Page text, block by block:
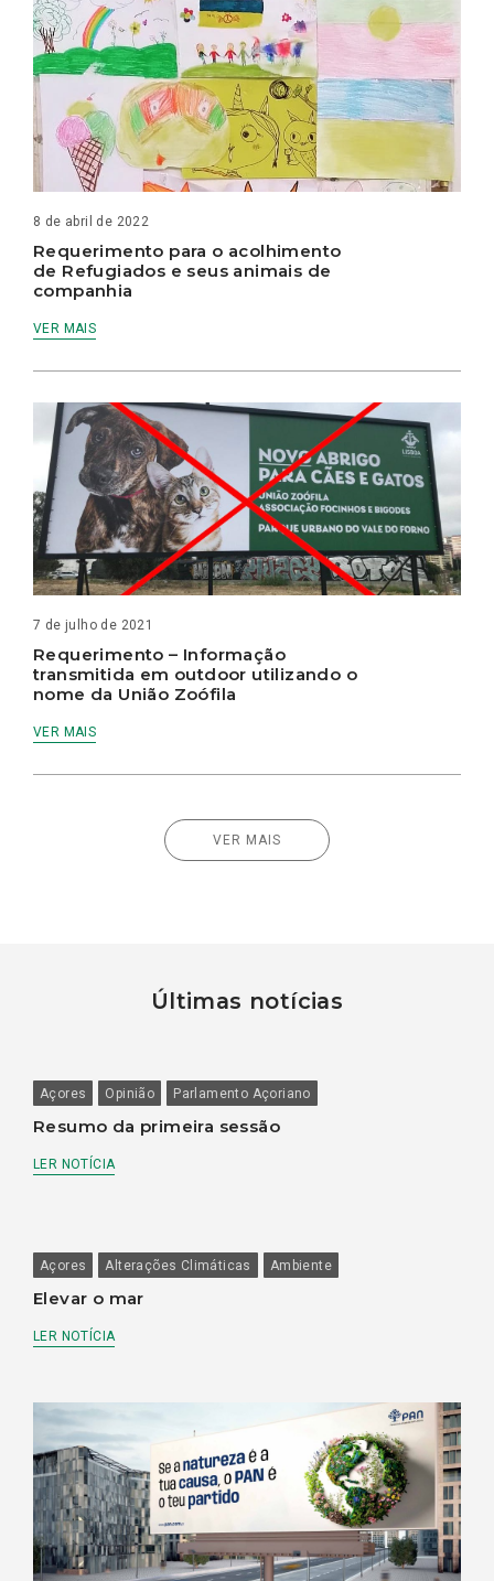
8 de abril de 2022
Requerimento para o acolhimento
de Refugiados e seus animais de
companhia
VER MAIS
7 de julho de 2021
Requerimento – Informação
transmitida em outdoor utilizando o
nome da União Zoófila
VER MAIS
VER MAIS
Últimas notícias
Açores Opinião Parlamento Açoriano
Resumo da primeira sessão
LER NOTÍCIA
Açores Alterações Climáticas Ambiente
Elevar o mar
LER NOTÍCIA